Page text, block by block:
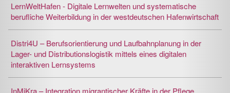
LernWeltHafen - Digitale Lernwelten und systematische
berufliche Weiterbildung in der westdeutschen Hafenwirtschaft
Distri4U – Berufsorientierung und Laufbahnplanung in der
Lager- und Distributionslogistik mittels eines digitalen
interaktiven Lernsystems
InMiKra – Integration migrantischer Kräfte in der Pflege